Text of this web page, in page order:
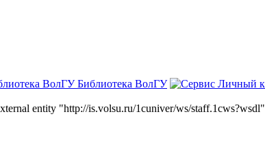
Библиотека ВолГУ
entity "http://is.volsu.ru/1cuniver/ws/staff.1cws?wsdl"